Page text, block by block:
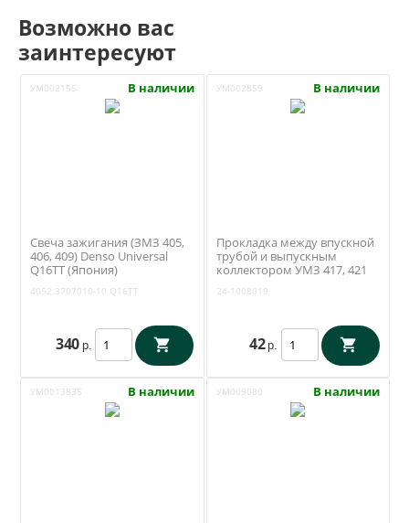
Возможно вас
заинтересуют
УМ002155 В наличии
Свеча зажигания (ЗМЗ 405,
406, 409) Denso Universal
Q16TT (Япония)
4052.3707010-10 Q16TT
340 р.
УМ002859 В наличии
Прокладка между впускной
трубой и выпускным
коллектором УМЗ 417, 421
Ульяновск) 24-1008019
24-1008019
42 р.
УМ0013835 В наличии УМ009080 В наличии